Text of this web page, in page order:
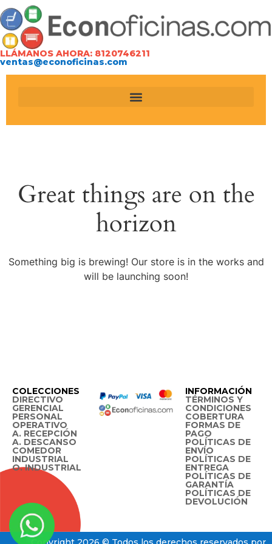
LLÁMANOS AHORA: 8120746211
ventas@econoficinas.com
Great things are on the
horizon
Something big is brewing! Our store is in the works and
will be launching soon!
COLECCIONES
DIRECTIVO
GERENCIAL
PERSONAL
OPERATIVO
A. RECEPCIÓN
A. DESCANSO
COMEDOR
INDUSTRIAL
O. INDUSTRIAL
INFORMACIÓN
TÉRMINOS Y
CONDICIONES
COBERTURA
FORMAS DE
PAGO
POLÍTICAS DE
ENVÍO
POLÍTICAS DE
ENTREGA
POLÍTICAS DE
GARANTÍA
POLÍTICAS DE
DEVOLUCIÓN